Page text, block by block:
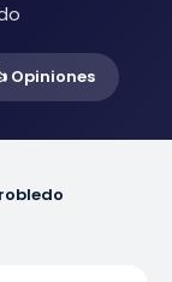
Opiniones